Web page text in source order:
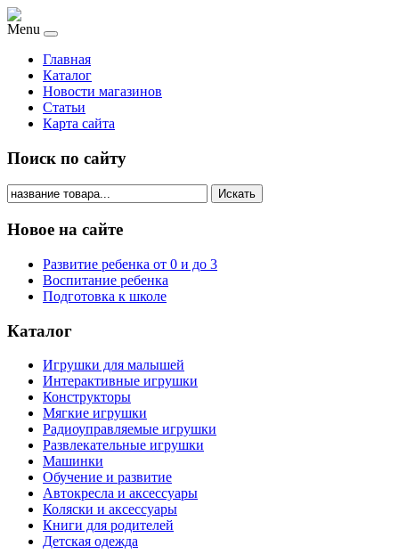
Menu
Главная
Каталог
Новости магазинов
Статьи
Карта сайта
Поиск по сайту
Искать
Новое на сайте
Развитие ребенка от 0 и до 3
Воспитание ребенка
Подготовка к школе
Каталог
Игрушки для малышей
Интерактивные игрушки
Конструкторы
Мягкие игрушки
Радиоуправляемые игрушки
Развлекательные игрушки
Машинки
Обучение и развитие
Автокресла и аксессуары
Коляски и аксессуары
Книги для родителей
Детская одежда